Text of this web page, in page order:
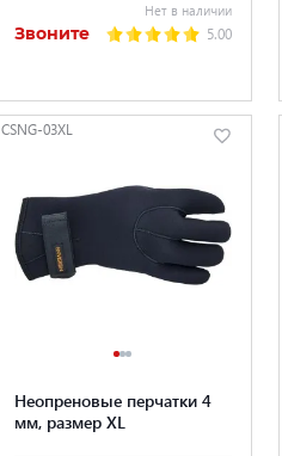
Нет в наличии
Звоните 5.00
CSNG-03XL
Неопреновые перчатки 4
мм, размер XL